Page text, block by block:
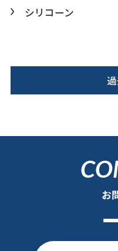
シリコーン
お